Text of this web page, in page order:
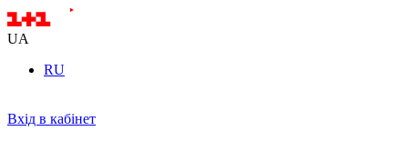
UA
RU
Вхід в кабінет